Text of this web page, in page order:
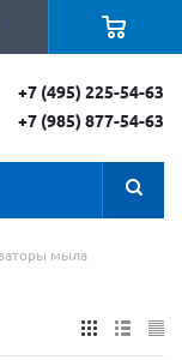
+7 (495) 225-54-63
+7 (985) 877-54-63
мыла